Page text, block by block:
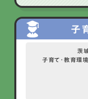
子
茨
子育て・教育環